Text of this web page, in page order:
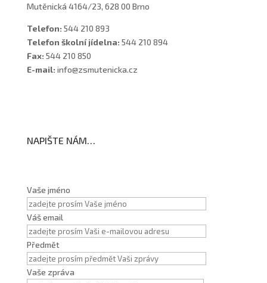
Mutěnická 4164/23, 628 00 Brno
Telefon: 544 210 893
Telefon školní jídelna: 544 210 894
Fax: 544 210 850
E-mail: info@zsmutenicka.cz
NAPIŠTE NÁM…
Vaše jméno
Váš email
Předmět
Vaše zpráva